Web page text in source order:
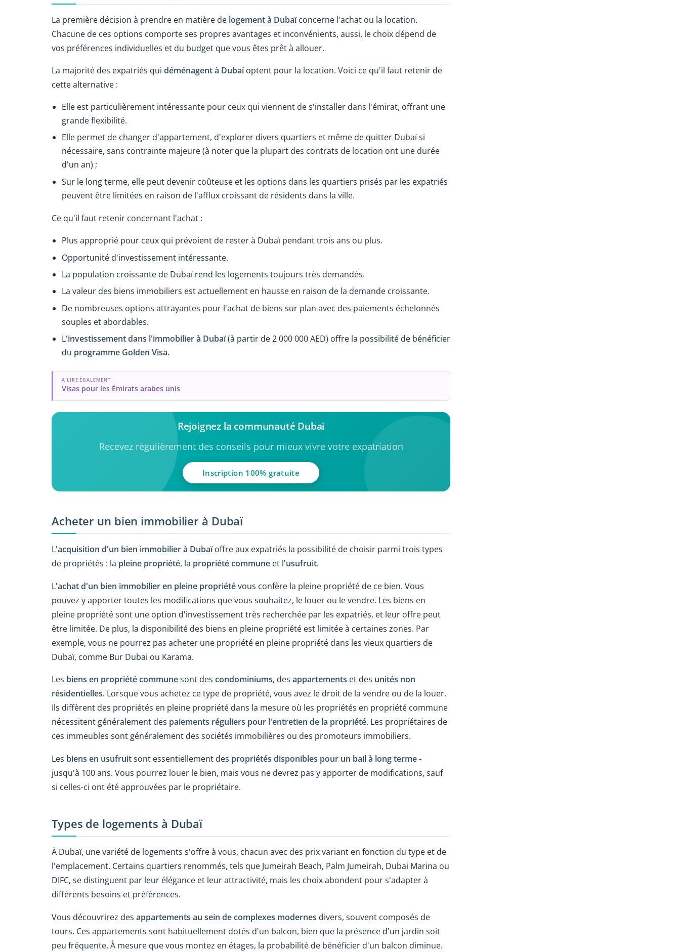
La première décision à prendre en matière de logement à Dubaïconcerne l'achat ou la location.
Chacune de ces options comporte ses propres avantages et inconvénients, aussi, le choix dépend de
vos préférences individuelles et du budget que vous êtes prêt à allouer.
La majorité des expatriés qui déménagent à Dubaïoptent pour la location. Voici ce qu'il faut retenir de
cette alternative :
Elle est particulièrement intéressante pour ceux qui viennent de s'installer dans l'émirat, offrant une
grande flexibilité.
Elle permet de changer d'appartement, d'explorer divers quartiers et même de quitter Dubaï si
nécessaire, sans contrainte majeure (à noter que la plupart des contrats de location ont une durée
d'un an) ;
Sur le long terme, elle peut devenir coûteuse et les options dans les quartiers prisés par les expatriés
peuvent être limitées en raison de l'afflux croissant de résidents dans la ville.
Ce qu'il faut retenir concernant l'achat :
Plus approprié pour ceux qui prévoient de rester à Dubaï pendant trois ans ou plus.
Opportunité d'investissement intéressante.
La population croissante de Dubaï rend les logements toujours très demandés.
La valeur des biens immobiliers est actuellement en hausse en raison de la demande croissante.
De nombreuses options attrayantes pour l'achat de biens sur plan avec des paiements échelonnés
souples et abordables.
L'investissement dans l'immobilier à Dubaï(à partir de 2 000 000 AED) offre la possibilité de bénéficier
du programme Golden Visa.
A LIRE ÉGALEMENT
Visas pour les Émirats arabes unis
Rejoignez la communauté Dubaï
Recevez régulièrement des conseils pour mieux vivre votre expatriation
Inscription 100% gratuite
Acheter un bien immobilier à Dubaï
L'acquisition d'un bien immobilier à Dubaïoffre aux expatriés la possibilité de choisir parmi trois types
de propriétés : la pleine propriété, la propriété commune et l'usufruit.
L'achat d'un bien immobilier en pleine propriétévous confère la pleine propriété de ce bien. Vous
pouvez y apporter toutes les modifications que vous souhaitez, le louer ou le vendre. Les biens en
pleine propriété sont une option d'investissement très recherchée par les expatriés, et leur offre peut
être limitée. De plus, la disponibilité des biens en pleine propriété est limitée à certaines zones. Par
exemple, vous ne pourrez pas acheter une propriété en pleine propriété dans les vieux quartiers de
Dubaï, comme Bur Dubai ou Karama.
Les biens en propriété communesont des condominiums, des appartements et des unités non
résidentielles. Lorsque vous achetez ce type de propriété, vous avez le droit de la vendre ou de la louer.
Ils diffèrent des propriétés en pleine propriété dans la mesure où les propriétés en propriété commune
nécessitent généralement des paiements réguliers pour l'entretien de la propriété. Les propriétaires de
ces immeubles sont généralement des sociétés immobilières ou des promoteurs immobiliers.
Les biens en usufruitsont essentiellement des propriétés disponibles pour un bail à long terme-
jusqu'à 100 ans. Vous pourrez louer le bien, mais vous ne devrez pas y apporter de modifications, sauf
si celles-ci ont été approuvées par le propriétaire.
Types de logements à Dubaï
À Dubaï, une variété de logements s'offre à vous, chacun avec des prix variant en fonction du type et de
l'emplacement. Certains quartiers renommés, tels que Jumeirah Beach, Palm Jumeirah, Dubai Marina ou
DIFC, se distinguent par leur élégance et leur attractivité, mais les choix abondent pour s'adapter à
différents besoins et préférences.
Vous découvrirez des appartements au sein de complexes modernes divers, souvent composés de
tours. Ces appartements sont habituellement dotés d'un balcon, bien que la présence d'un jardin soit
peu fréquente. À mesure que vous montez en étages, la probabilité de bénéficier d'un balcon diminue.